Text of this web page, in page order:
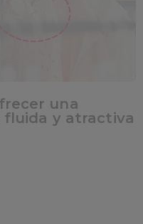
una
fluida y atractiva